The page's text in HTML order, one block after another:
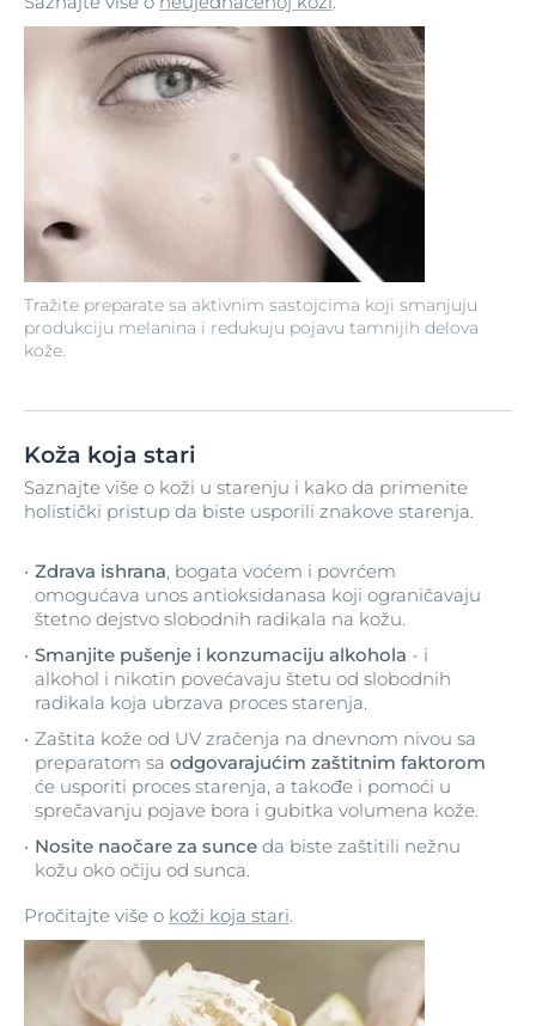
Tražite preparate sa aktivnim sastojcima koji smanjuju
produkciju melanina i redukuju pojavu tamnijih delova
kože.
Koža koja stari
Saznajte više o koži u starenju i kako da primenite
holistički pristup da biste usporili znakove starenja.
Zdrava ishrana, bogata voćem i povrćem
omogućava unos antioksidanasa koji ograničavaju
štetno dejstvo slobodnih radikala na kožu.
Smanjite pušenje i konzumaciju alkohola - i
alkohol i nikotin povećavaju štetu od slobodnih
radikala koja ubrzava proces starenja.
Zaštita kože od UV zračenja na dnevnom nivou sa
preparatom sa odgovarajućim zaštitnim faktorom
će usporiti proces starenja, a takođe i pomoći u
sprečavanju pojave bora i gubitka volumena kože.
Nosite naočare za sunce da biste zaštitili nežnu
kožu oko očiju od sunca.
Pročitajte više o koži koja stari.